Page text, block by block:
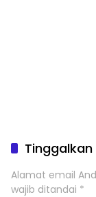
Alamat email
wajib ditandai *